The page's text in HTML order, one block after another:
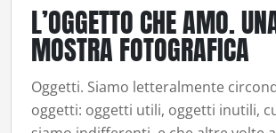
L’OGGETTO CHE AMO.
MOSTRA FOTOGRAFICA
Oggetti. Siamo letteralmente
oggetti: oggetti utili, oggetti inutili,